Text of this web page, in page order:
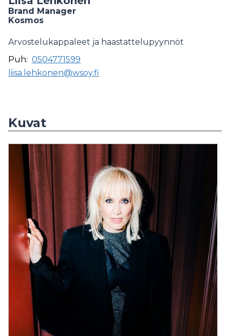
Brand Manager
Kosmos
Arvostelukappaleet ja haastattelupyynnöt
Puh: 0504771599
liisa.lehkonen@wsoy.fi
Kuvat